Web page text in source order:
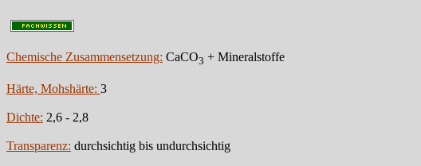
Chemische Zusammensetzung: CaCO3 + Mineralstoffe
Härte, Mohshärte: 3
Dichte: 2,6 - 2,8
Transparenz: durchsichtig bis undurchsichtig